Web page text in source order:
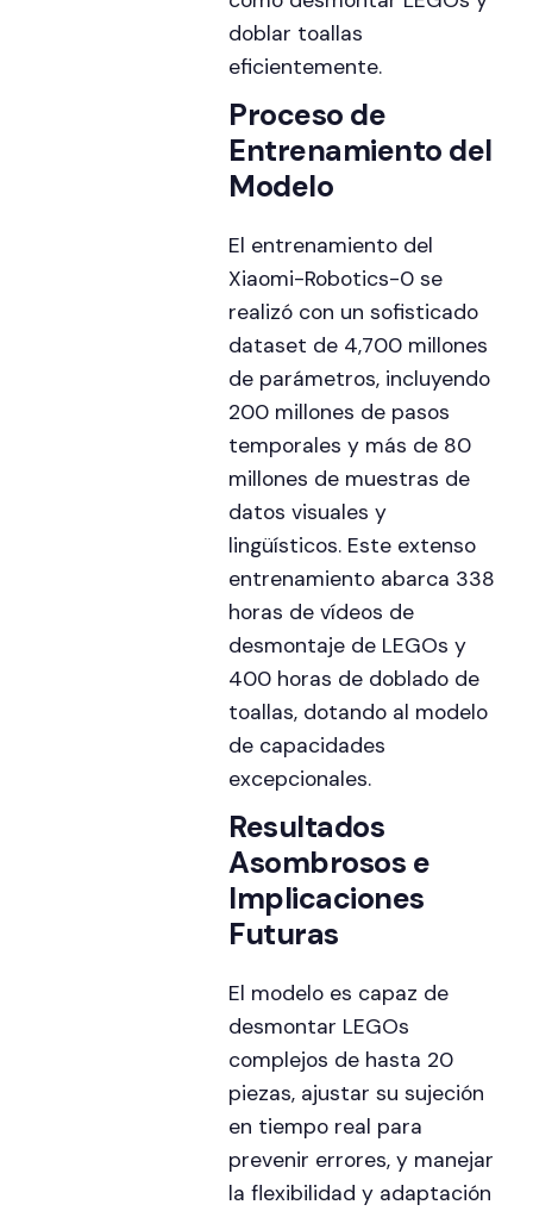
doblar toallas
eficientemente.
Proceso de
Entrenamiento del
Modelo
El entrenamiento del
Xiaomi-Robotics-0 se
realizó con un sofisticado
dataset de 4,700 millones
de parámetros, incluyendo
200 millones de pasos
temporales y más de 80
millones de muestras de
datos visuales y
lingüísticos. Este extenso
entrenamiento abarca 338
horas de vídeos de
desmontaje de LEGOs y
400 horas de doblado de
toallas, dotando al modelo
de capacidades
excepcionales.
Resultados
Asombrosos e
Implicaciones
Futuras
El modelo es capaz de
desmontar LEGOs
complejos de hasta 20
piezas, ajustar su sujeción
en tiempo real para
prevenir errores, y manejar
la flexibilidad y adaptación